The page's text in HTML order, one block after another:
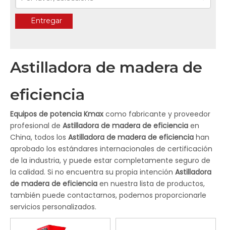
Entregar
Astilladora de madera de
eficiencia
Equipos de potencia Kmax como fabricante y proveedor
profesional de Astilladora de madera de eficiencia en
China, todos los Astilladora de madera de eficiencia han
aprobado los estándares internacionales de certificación
de la industria, y puede estar completamente seguro de
la calidad. Si no encuentra su propia intención Astilladora
de madera de eficiencia en nuestra lista de productos,
también puede contactarnos, podemos proporcionarle
servicios personalizados.